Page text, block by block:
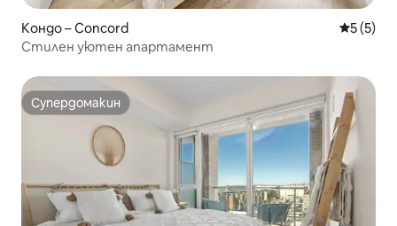
Кондо – Concord Средна
5 (5)
Стилен уютен апартамент
Супердомакин
Супердомакин